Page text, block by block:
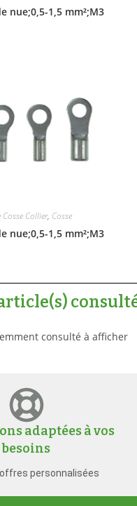
nue;0,5-1,5 mm²;M3
Cosse Collier, Cosse
nue;0,5-1,5 mm²;M3
consulté à afficher
adaptées à vos
besoins
personnalisées